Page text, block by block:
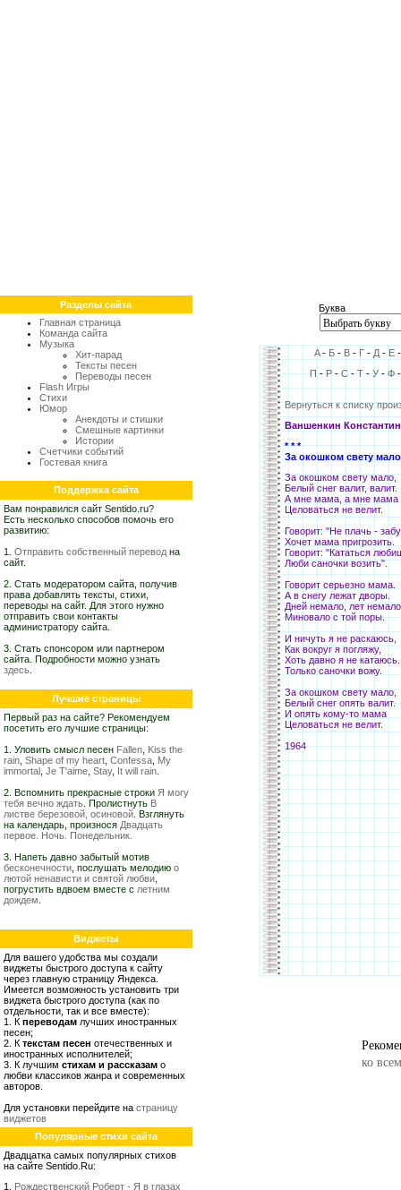
Разделы сайта
Главная страница
Команда сайта
Музыка
Хит-парад
Тексты песен
Переводы песен
Flash Игры
Стихи
Юмор
Анекдоты и стишки
Смешные картинки
Истории
Счетчики событий
Гостевая книга
Поддержка сайта
Вам понравился сайт Sentido.ru?
Есть несколько способов помочь его
развитию:
1. Отправить собственный перевод на
сайт.
2. Стать модератором сайта, получив
права добавлять тексты, стихи,
переводы на сайт. Для этого нужно
отправить свои контакты
администратору сайта.
3. Стать спонсором или партнером
сайта. Подробности можно узнать
здесь
Лучшие страницы
Первый раз на сайте? Рекомендуем
посетить его лучшие страницы:
1. Уловить смысл песен Fallen Kiss the
rain Shape of my heart Confessa My
immortal Je T'aime Stay, It will rain
2. Вспомнить прекрасные строки Я могу
тебя вечно ждать . Пролистнуть В
листве березовой, осиновой . Взглянуть
на календарь, произнося Двадцать
первое. Ночь. Понедельник.
3. Напеть давно забытый мотив
бесконечности , послушать мелодию о
лютой ненависти и святой любви
погрустить вдвоем вместе с летним
дождем
Виджеты
Для вашего удобства мы создали
виджеты быстрого доступа к сайту
через главную страницу Яндекса.
Имеется возможность установить три
виджета быстрого доступа (как по
отдельности, так и все вместе):
1. К переводам лучших иностранных
песен;
2. К текстам песен отечественных и
иностранных исполнителей;
3. К лучшим стихам и рассказам о
любви классиков жанра и современных
авторов.
Для установки перейдите на страницу
виджетов
Популярные стихи сайта
Двадцатка самых популярных стихов
на сайте Sentido.Ru:
1. Рождественский Роберт - Я в глазах
Буква
A- Б - В - Г - Д - Е
П-Р-С-Т-У-Ф
Вернуться к списку
Ваншенкин Константин
* * *
За окошком свету мало
За окошком свету мало,
Белый снег валит, валит.
А мне мама, а мне мама
Целоваться не велит.
Говорит: "Не плачь -
Хочет мама пригрозить.
Говорит: "Кататься
Люби саночки возить".
Говорит серьезно мама.
А в снегу лежат дворы.
Дней немало, лет немало
Миновало с той поры.
И ничуть я не раскаюсь,
Как вокруг я погляжу,
Хоть давно я не катаюсь.
Только саночки вожу.
За окошком свету мало,
Белый снег опять валит.
И опять кому-то мама
Целоваться не велит.
1964
ко